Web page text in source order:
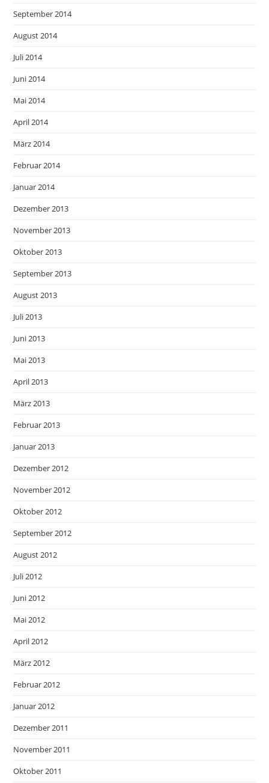
September 2014
August 2014
Juli 2014
Juni 2014
Mai 2014
April 2014
März 2014
Februar 2014
Januar 2014
Dezember 2013
November 2013
Oktober 2013
September 2013
August 2013
Juli 2013
Juni 2013
Mai 2013
April 2013
März 2013
Februar 2013
Januar 2013
Dezember 2012
November 2012
Oktober 2012
September 2012
August 2012
Juli 2012
Juni 2012
Mai 2012
April 2012
März 2012
Februar 2012
Januar 2012
Dezember 2011
November 2011
Oktober 2011